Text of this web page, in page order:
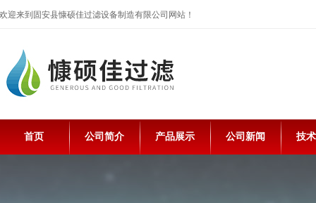
欢迎来到固安县慷硕佳过滤设备制造有限公司网站！
首页 公司简介 产品展示 公司新闻 技